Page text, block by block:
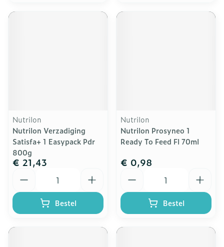
Nutrilon
Nutrilon Verzadiging
Satisfa+ 1 Easypack Pdr
800g
€ 21,43
Bestel
Nutrilon
Nutrilon Prosyneo 1
Ready To Feed Fl 70ml
€ 0,98
Bestel